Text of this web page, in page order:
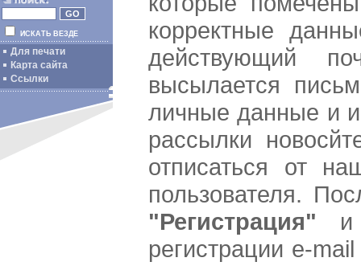
ИСКАТЬ ВЕЗДЕ
Для печати
Карта сайта
Ссылки
корректные
действующий
высылается
личные данные и
рассылки
отписаться от
пользователя.
"Регистрация" и
регистрации e-